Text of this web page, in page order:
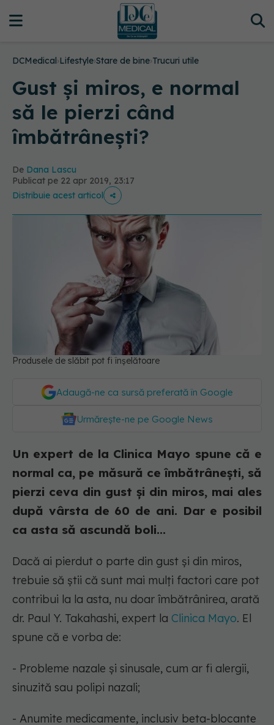
DCMedical›Lifestyle›Stare de bine›Trucuri utile
Gust și miros, e normal
să le pierzi când
îmbătrânești?
De Dana Lascu
Publicat pe 22 apr 2019, 23:17
Distribuie acest articol
Produsele de slăbit pot fi înșelătoare
Adaugă-ne ca sursă preferată în Google
Urmărește-ne pe Google News
Un expert de la Clinica Mayo spune că e
normal ca, pe măsură ce îmbătrânești, să
pierzi ceva din gust și din miros, mai ales
după vârsta de 60 de ani. Dar e posibil
ca asta să ascundă boli...
Dacă ai pierdut o parte din gust și din miros,
trebuie să știi că sunt mai mulți factori care pot
contribui la la asta, nu doar îmbătrânirea, arată
dr. Paul Y. Takahashi, expert la Clinica Mayo. El
spune că e vorba de:
- Probleme nazale și sinusale, cum ar fi alergii,
sinuzită sau polipi nazali;
- Anumite medicamente, inclusiv beta-blocante